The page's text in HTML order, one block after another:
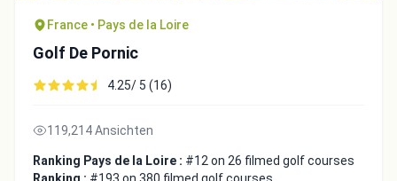
France • Pays de la Loire
Golf De Pornic
4.25/ 5 (16)
119,214 Ansichten
Ranking Pays de la Loire : #12 on 26 filmed golf courses